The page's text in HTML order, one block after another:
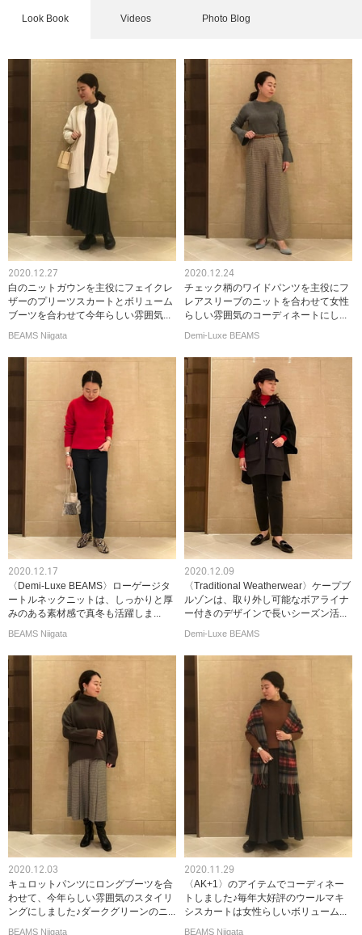
Look Book Videos Photo Blog
2020.12.27
白のニットガウンを主役にフェイクレ
ザーのプリーツスカートとボリューム
ブーツを合わせて今年らしい雰囲気...
BEAMS Niigata
2020.12.24
チェック柄のワイドパンツを主役にフ
レアスリーブのニットを合わせて女性
らしい雰囲気のコーディネートにし...
Demi-Luxe BEAMS
2020.12.17
〈Demi-Luxe BEAMS〉ローゲージタ
ートルネックニットは、しっかりと厚
みのある素材感で真冬も活躍しま...
BEAMS Niigata
2020.12.09
〈Traditional Weatherwear〉ケープブ
ルゾンは、取り外し可能なボアライナ
ー付きのデザインで長いシーズン活...
Demi-Luxe BEAMS
2020.12.03
キュロットパンツにロングブーツを合
わせて、今年らしい雰囲気のスタイリ
ングにしました♪ダークグリーンのニ...
BEAMS Niigata
2020.11.29
〈AK+1〉のアイテムでコーディネー
トしました♪毎年大好評のウールマキ
シスカートは女性らしいボリューム...
BEAMS Niigata